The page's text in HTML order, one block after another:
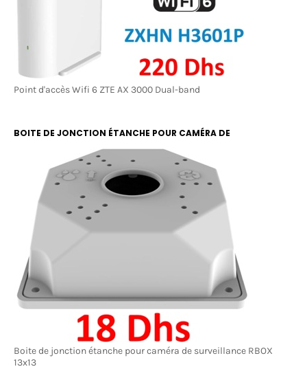
Point d'accès Wifi 6 ZTE AX 3000 Dual-band
BOITE DE JONCTION ÉTANCHE POUR CAMÉRA DE
SURVEILLANCE RBOX 13X13
Boite de jonction étanche pour caméra de surveillance RBOX
13x13